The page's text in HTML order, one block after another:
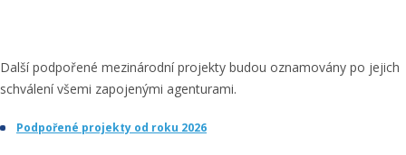
Další podpořené mezinárodní projekty budou oznamovány po jejich
schválení všemi zapojenými agenturami.
Podpořené projekty od roku 2026